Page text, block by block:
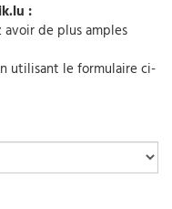
:
avoir de plus amples
utilisant le formulaire ci-